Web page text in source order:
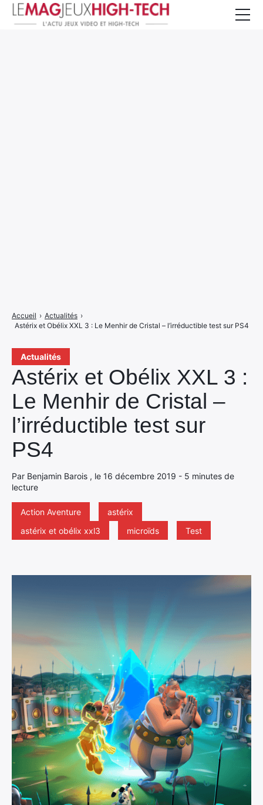
Actualités
Astérix et Obélix XXL 3 :
Le Menhir de Cristal –
l’irréductible test sur
PS4
Par Benjamin Barois , le 16 décembre 2019 - 5 minutes de
lecture
Action Aventure
astérix
astérix et obélix xxl3
microïds Test
Accueil › Actualités ›
Astérix et Obélix XXL 3 : Le Menhir de Cristal – l’irréductible test sur PS4